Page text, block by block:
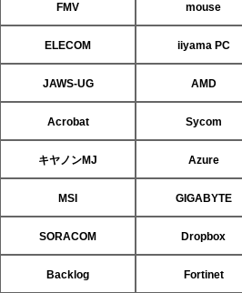
FMV mouse
ELECOM iiyama PC
JAWS-UG AMD
Acrobat Sycom
キヤノンMJ Azure
MSI GIGABYTE
SORACOM Dropbox
Backlog Fortinet